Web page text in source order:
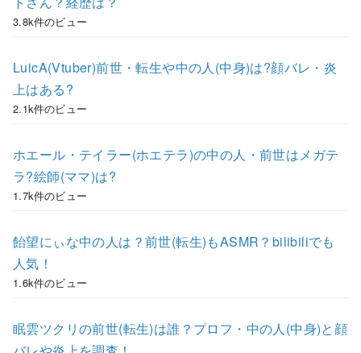
3.8k件のビュー
LuicA(Vtuber)前世・転生や中の人(中身)は?顔バレ・炎
上はある?
2.1k件のビュー
ホエール・テイラー(ホエテラ)の中の人・前世はメガテ
ラ?絵師(ママ)は?
1.7k件のビュー
飴望にぃな中の人は？前世(転生)もASMR？bilibiliでも
人気！
1.6k件のビュー
眠雲ツクリの前世(転生)は誰？プロフ・中の人(中身)と顔